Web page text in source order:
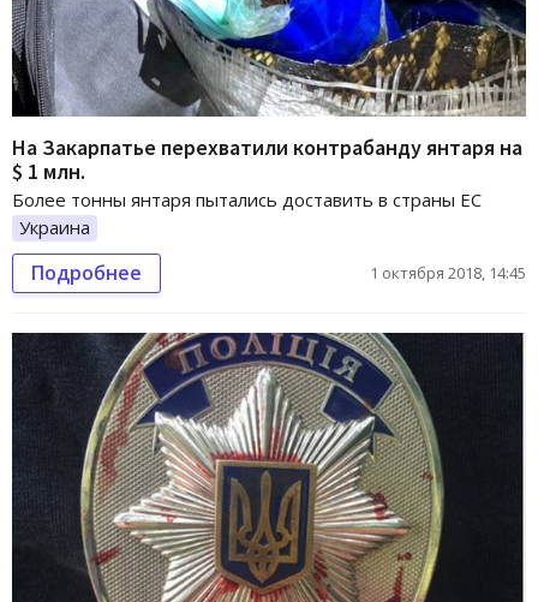
На Закарпатье перехватили контрабанду янтаря на
$ 1 млн.
Более тонны янтаря пытались доставить в страны ЕС
Украина
Подробнее 1 октября 2018, 14:45